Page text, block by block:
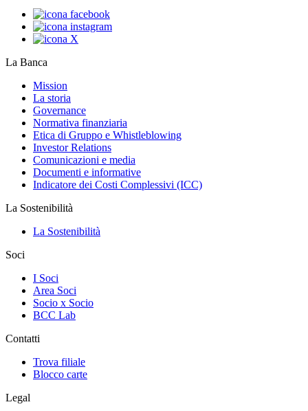
La Banca
Mission
La storia
Governance
Normativa finanziaria
Etica di Gruppo e Whistleblowing
Investor Relations
Comunicazioni e media
Documenti e informative
Indicatore dei Costi Complessivi (ICC)
La Sostenibilità
La Sostenibilità
Soci
I Soci
Area Soci
Socio x Socio
BCC Lab
Contatti
Trova filiale
Blocco carte
Legal